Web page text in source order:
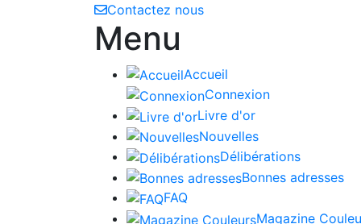
Contactez nous
Menu
Accueil
Connexion
Livre d'or
Nouvelles
Délibérations
Bonnes adresses
FAQ
Magazine